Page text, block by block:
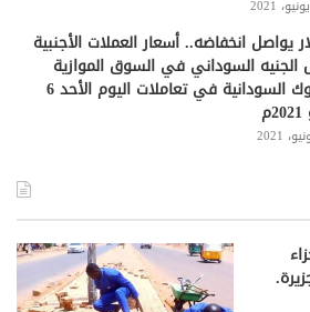
يواصل انخفاضه.. أسعار العملات الأجنبية
الجنيه السوداني في السوق الموازية
والبنوك السودانية في تعاملات اليوم الأحد 6